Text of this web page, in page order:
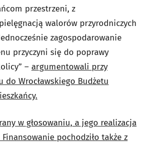
przestrzeni, z
walorów przyrodniczych
zagospodarowanie
przyczyni się do poprawy
– argumentowali przy
do Wrocławskiego Budżetu
w głosowaniu, a jego realizacja
Finansowanie pochodziło także z